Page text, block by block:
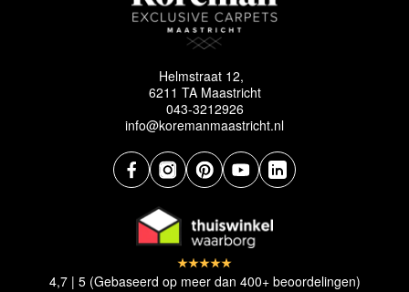
Helmstraat 12,
6211 TA Maastricht
043-3212926
info@koremanmaastricht.nl
4,7 | 5 (Gebaseerd op meer dan 400+ beoordelingen)